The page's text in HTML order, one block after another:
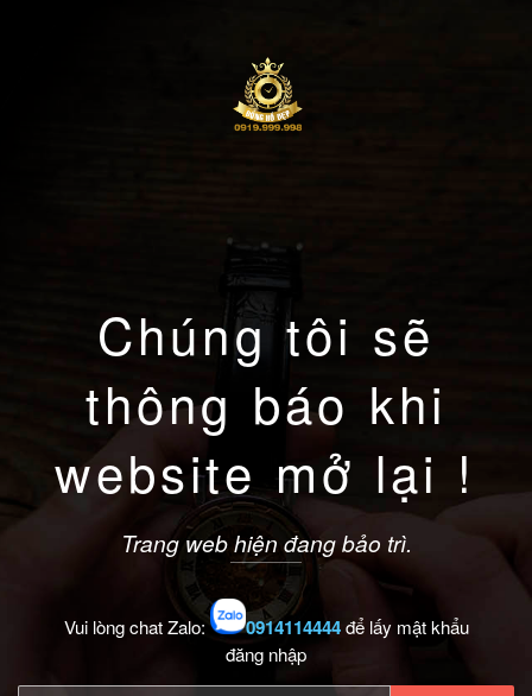
Chúng tôi sẽ
thông báo khi
website mở lại !
Trang web hiện đang bảo trì.
Vui lòng chat Zalo: 0914114444để lấy mật khẩu
đăng nhập